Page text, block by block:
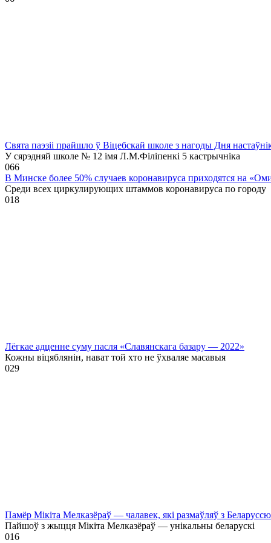
Свята паэзіі прайшло ў Віцебскай школе з нагоды Дня
У сярэдняй школе № 12 імя Л.М.Філіпенкі 5 кастрычніка
066
В Минске более 50% случаев коронавируса приходятся на
Среди всех циркулирующих штаммов коронавируса по городу
018
Лёгкае адценне суму пасля «Славянскага базару — 2022»
Кожны віцяблянін, нават той хто не ўхваляе масавыя
029
Памёр Мікіта Мелказёраў — чалавек, які размаўляў з
Пайшоў з жыцця Мікіта Мелказёраў — унікальны беларускі
016